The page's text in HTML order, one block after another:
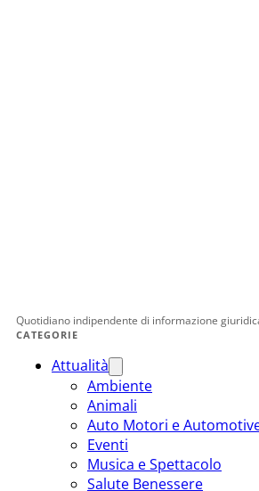
Quotidiano indipendente di informazione
CATEGORIE
Attualità
Ambiente
Animali
Auto Motori e
Eventi
Musica e Spettacolo
Salute Benessere